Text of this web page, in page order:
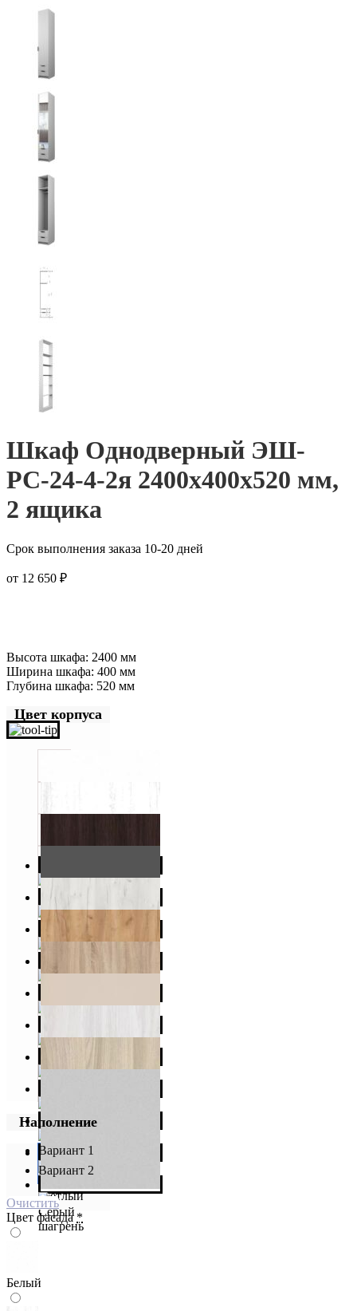
Шкаф Однодверный ЭШ-
РС-24-4-2я 2400x400x520 мм,
2 ящика
Срок выполнения заказа 10-20 дней
от 12 650 ₽
Высота шкафа: 2400 мм
Ширина шкафа: 400 мм
Глубина шкафа: 520 мм
Цвет корпуса
Наполнение
Вариант 1
Вариант 2
Очистить
Цвет фасада *
Белый